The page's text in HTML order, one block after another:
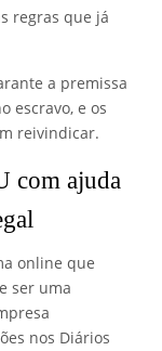
regras que já
a premissa
escravo, e os
reivindicar.
com ajuda
online que
ser uma
nos Diários